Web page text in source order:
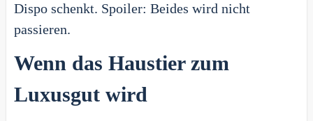
Dispo schenkt. Spoiler: Beides wird nicht
passieren.
Wenn das Haustier zum
Luxusgut wird